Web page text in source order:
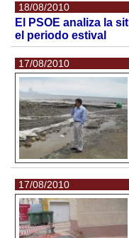
18/08/2010
El PSOE analiza la
el periodo estival
17/08/2010
17/08/2010